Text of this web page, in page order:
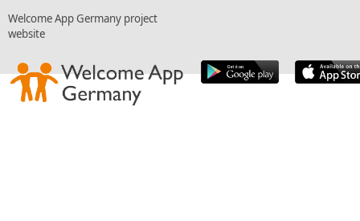
Welcome App Germany project
website